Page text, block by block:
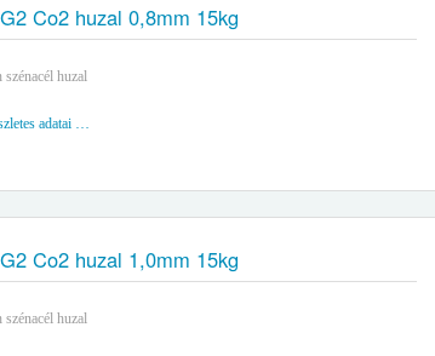
Co2 huzal 0,8mm 15kg
szénacél huzal
adatai …
Co2 huzal 1,0mm 15kg
szénacél huzal